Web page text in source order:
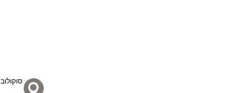
סוקולוב 10 הרצליה